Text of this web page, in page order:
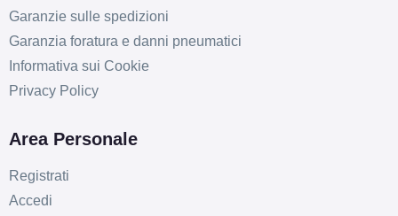
Garanzie sulle spedizioni
Garanzia foratura e danni pneumatici
Informativa sui Cookie
Privacy Policy
Area Personale
Registrati
Accedi